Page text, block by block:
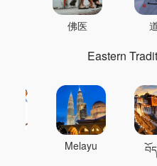
佛医
Eastern
Melayu